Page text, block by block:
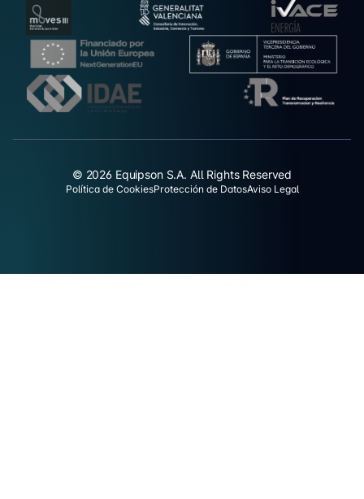
© 2026 Equipson S.A. All Rights Reserved
Política de CookiesProtección de DatosAviso Legal